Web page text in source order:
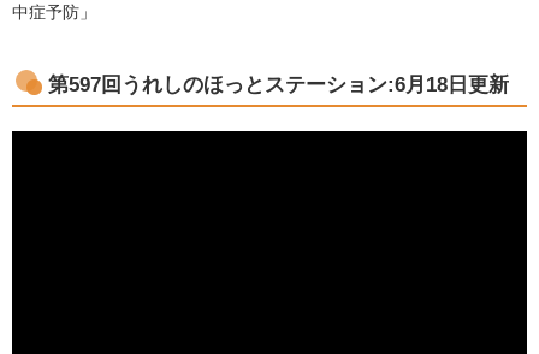
中症予防」
第597回うれしのほっとステーション:6月18日更新